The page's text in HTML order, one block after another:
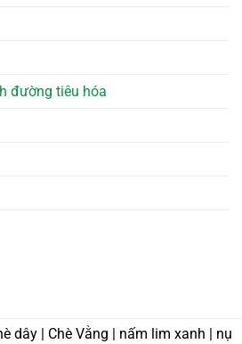
đường tiêu hóa
dây | Chè Vằng | nấm lim xanh | nụ